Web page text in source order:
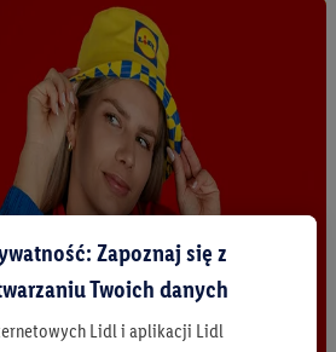
Zapoznaj się z
Twoich danych
Lidl i aplikacji Lidl